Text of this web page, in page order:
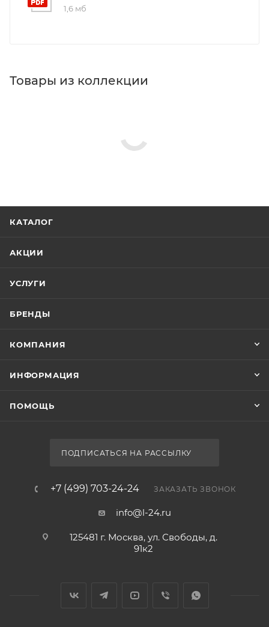
1,6 мб
Товары из коллекции
КАТАЛОГ
АКЦИИ
УСЛУГИ
БРЕНДЫ
КОМПАНИЯ
ИНФОРМАЦИЯ
ПОМОЩЬ
ПОДПИСАТЬСЯ НА РАССЫЛКУ
+7 (499) 703-24-24 ЗАКАЗАТЬ ЗВОНОК
info@l-24.ru
125481 г. Москва, ул. Свободы, д.
91к2